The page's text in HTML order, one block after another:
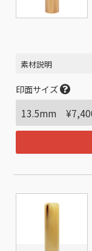
素材説明
印面サイズ